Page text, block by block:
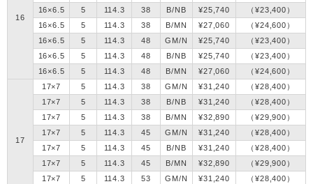
16
16×6.5
5 114.3 38 B/NB ¥25,740
（¥23,400）
16×6.5
5 114.3 38 B/MN ¥27,060
（¥24,600）
16×6.5
5 114.3 48 GM/N ¥25,740
（¥23,400）
16×6.5
5 114.3 48 B/NB ¥25,740
（¥23,400）
16×6.5
5 114.3 48 B/MN ¥27,060 （¥24,600）
17
17×7 5 114.3 38 GM/N ¥31,240
（¥28,400）
17×7
5 114.3 38 B/NB ¥31,240
（¥28,400）
17×7
5 114.3 38 B/MN ¥32,890
（¥29,900）
17×7
5 114.3 45 GM/N ¥31,240
（¥28,400）
17×7
5 114.3 45 B/NB ¥31,240
（¥28,400）
17×7
5 114.3 45 B/MN ¥32,890
（¥29,900）
17×7
5 114.3 53 GM/N ¥31,240
（¥28,400）